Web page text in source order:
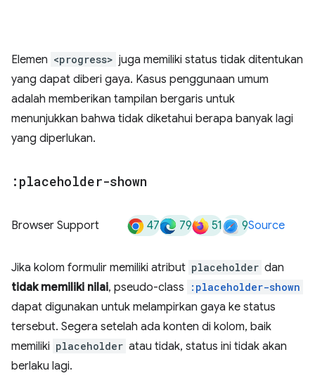
Elemen <progress> juga memiliki status tidak ditentukan
yang dapat diberi gaya. Kasus penggunaan umum
adalah memberikan tampilan bergaris untuk
menunjukkan bahwa tidak diketahui berapa banyak lagi
yang diperlukan.
:placeholder-shown
Browser Support 47 79 51 9Source
Jika kolom formulir memiliki atribut placeholder dan
tidak memiliki nilai, pseudo-class :placeholder-shown
dapat digunakan untuk melampirkan gaya ke status
tersebut. Segera setelah ada konten di kolom, baik
memiliki placeholder atau tidak, status ini tidak akan
berlaku lagi.